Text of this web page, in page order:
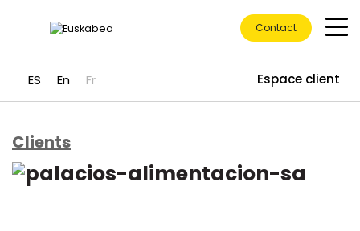
Accéder directement au contenu
ES En Fr Espace client
Contact
Clients